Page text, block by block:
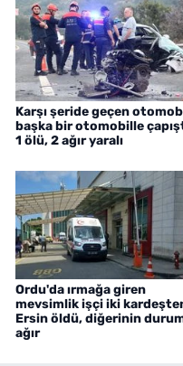
Karşı şeride geçen
başka bir otomobille
1 ölü, 2 ağır yaralı
Ordu'da ırmağa giren
mevsimlik işçi iki
Ersin öldü, diğerinin
ağır